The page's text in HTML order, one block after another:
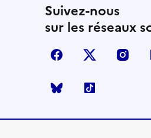
Suivez-nous
sur les réseaux
facebook X
Bluesky